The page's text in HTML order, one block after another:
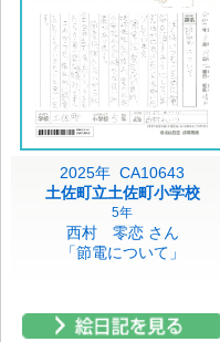
2025年 CA10643
土佐町立土佐町小学校
5年
西村 零恋 さん
「節電について」